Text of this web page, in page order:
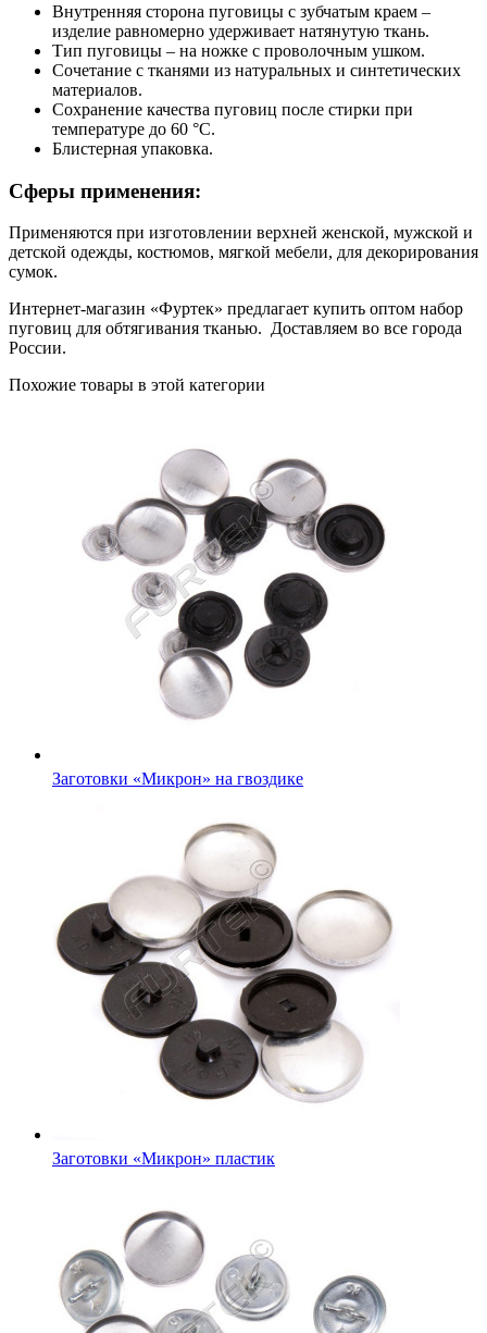
Внутренняя сторона пуговицы с зубчатым краем –
изделие равномерно удерживает натянутую ткань.
Тип пуговицы – на ножке с проволочным ушком.
Сочетание с тканями из натуральных и синтетических
материалов.
Сохранение качества пуговиц после стирки при
температуре до 60 °С.
Блистерная упаковка.
Сферы применения:
Применяются при изготовлении верхней женской, мужской и
детской одежды, костюмов, мягкой мебели, для декорирования
сумок.
Интернет-магазин «Фуртек» предлагает купить оптом набор
пуговиц для обтягивания тканью. Доставляем во все города
России.
Похожие товары в этой категории
Заготовки «Микрон» на гвоздике
Заготовки «Микрон» пластик